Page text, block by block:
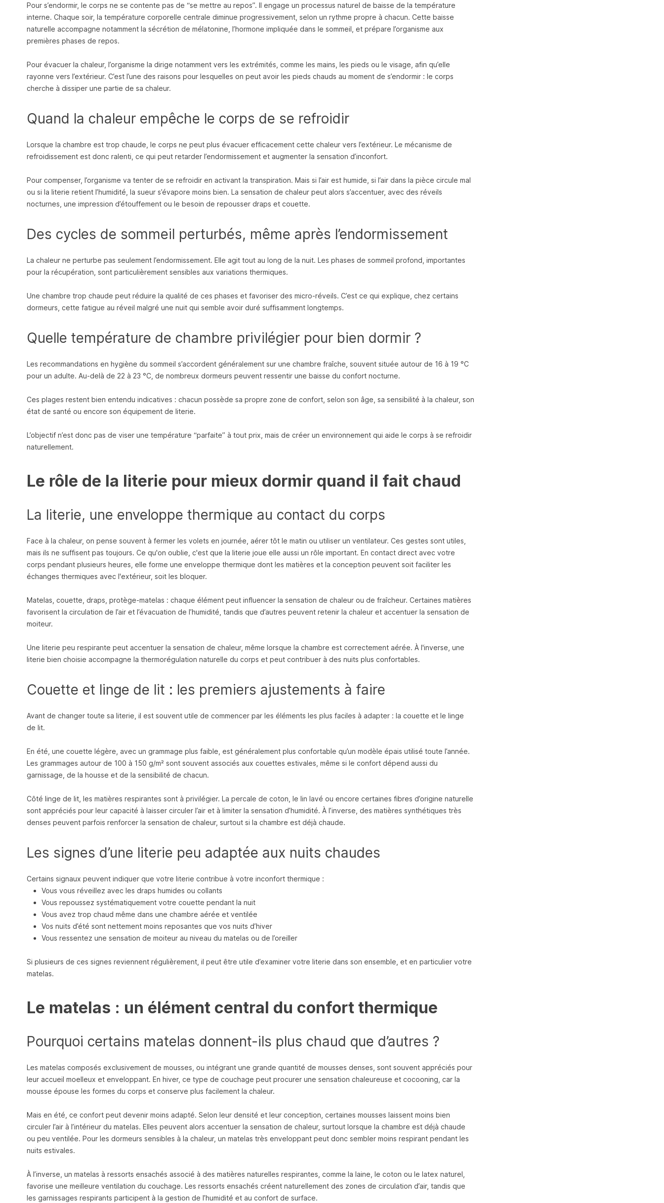
Pour s’endormir, le corps ne se contente pas de “se mettre au repos”. Il engage un processus naturel de baisse de la température
interne. Chaque soir, la température corporelle centrale diminue progressivement, selon un rythme propre à chacun. Cette baisse
naturelle accompagne notamment la sécrétion de mélatonine, l’hormone impliquée dans le sommeil, et prépare l’organisme aux
premières phases de repos.
Pour évacuer la chaleur, l’organisme la dirige notamment vers les extrémités, comme les mains, les pieds ou le visage, afin qu’elle
rayonne vers l’extérieur. C’est l’une des raisons pour lesquelles on peut avoir les pieds chauds au moment de s’endormir : le corps
cherche à dissiper une partie de sa chaleur.
Quand la chaleur empêche le corps de se refroidir
Lorsque la chambre est trop chaude, le corps ne peut plus évacuer efficacement cette chaleur vers l’extérieur. Le mécanisme de
refroidissement est donc ralenti, ce qui peut retarder l’endormissement et augmenter la sensation d’inconfort.
Pour compenser, l’organisme va tenter de se refroidir en activant la transpiration. Mais si l’air est humide, si l’air dans la pièce circule mal
ou si la literie retient l’humidité, la sueur s’évapore moins bien. La sensation de chaleur peut alors s’accentuer, avec des réveils
nocturnes, une impression d’étouffement ou le besoin de repousser draps et couette.
Des cycles de sommeil perturbés, même après l’endormissement
La chaleur ne perturbe pas seulement l’endormissement. Elle agit tout au long de la nuit. Les phases de sommeil profond, importantes
pour la récupération, sont particulièrement sensibles aux variations thermiques.
Une chambre trop chaude peut réduire la qualité de ces phases et favoriser des micro-réveils. C’est ce qui explique, chez certains
dormeurs, cette fatigue au réveil malgré une nuit qui semble avoir duré suffisamment longtemps.
Quelle température de chambre privilégier pour bien dormir ?
Les recommandations en hygiène du sommeil s’accordent généralement sur une chambre fraîche, souvent située autour de 16 à 19 °C
pour un adulte. Au-delà de 22 à 23 °C, de nombreux dormeurs peuvent ressentir une baisse du confort nocturne.
Ces plages restent bien entendu indicatives : chacun possède sa propre zone de confort, selon son âge, sa sensibilité à la chaleur, son
état de santé ou encore son équipement de literie.
L’objectif n’est donc pas de viser une température “parfaite” à tout prix, mais de créer un environnement qui aide le corps à se refroidir
naturellement.
Le rôle de la literie pour mieux dormir quand il fait chaud
La literie, une enveloppe thermique au contact du corps
Face à la chaleur, on pense souvent à fermer les volets en journée, aérer tôt le matin ou utiliser un ventilateur. Ces gestes sont utiles,
mais ils ne suffisent pas toujours. Ce qu'on oublie, c'est que la literie joue elle aussi un rôle important. En contact direct avec votre
corps pendant plusieurs heures, elle forme une enveloppe thermique dont les matières et la conception peuvent soit faciliter les
échanges thermiques avec l'extérieur, soit les bloquer.
Matelas, couette, draps, protège-matelas : chaque élément peut influencer la sensation de chaleur ou de fraîcheur. Certaines matières
favorisent la circulation de l’air et l’évacuation de l’humidité, tandis que d’autres peuvent retenir la chaleur et accentuer la sensation de
moiteur.
Une literie peu respirante peut accentuer la sensation de chaleur, même lorsque la chambre est correctement aérée. À l'inverse, une
literie bien choisie accompagne la thermorégulation naturelle du corps et peut contribuer à des nuits plus confortables.
Couette et linge de lit : les premiers ajustements à faire
Avant de changer toute sa literie, il est souvent utile de commencer par les éléments les plus faciles à adapter : la couette et le linge
de lit.
En été, une couette légère, avec un grammage plus faible, est généralement plus confortable qu’un modèle épais utilisé toute l’année.
Les grammages autour de 100 à 150 g/m² sont souvent associés aux couettes estivales, même si le confort dépend aussi du
garnissage, de la housse et de la sensibilité de chacun.
Côté linge de lit, les matières respirantes sont à privilégier. La percale de coton, le lin lavé ou encore certaines fibres d’origine naturelle
sont appréciés pour leur capacité à laisser circuler l’air et à limiter la sensation d’humidité. À l’inverse, des matières synthétiques très
denses peuvent parfois renforcer la sensation de chaleur, surtout si la chambre est déjà chaude.
Les signes d’une literie peu adaptée aux nuits chaudes
Certains signaux peuvent indiquer que votre literie contribue à votre inconfort thermique :
Vous vous réveillez avec les draps humides ou collants
Vous repoussez systématiquement votre couette pendant la nuit
Vous avez trop chaud même dans une chambre aérée et ventilée
Vos nuits d’été sont nettement moins reposantes que vos nuits d’hiver
Vous ressentez une sensation de moiteur au niveau du matelas ou de l’oreiller
Si plusieurs de ces signes reviennent régulièrement, il peut être utile d’examiner votre literie dans son ensemble, et en particulier votre
matelas.
Le matelas : un élément central du confort thermique
Pourquoi certains matelas donnent-ils plus chaud que d’autres ?
Les matelas composés exclusivement de mousses, ou intégrant une grande quantité de mousses denses, sont souvent appréciés pour
leur accueil moelleux et enveloppant. En hiver, ce type de couchage peut procurer une sensation chaleureuse et cocooning, car la
mousse épouse les formes du corps et conserve plus facilement la chaleur.
Mais en été, ce confort peut devenir moins adapté. Selon leur densité et leur conception, certaines mousses laissent moins bien
circuler l’air à l’intérieur du matelas. Elles peuvent alors accentuer la sensation de chaleur, surtout lorsque la chambre est déjà chaude
ou peu ventilée. Pour les dormeurs sensibles à la chaleur, un matelas très enveloppant peut donc sembler moins respirant pendant les
nuits estivales.
À l’inverse, un matelas à ressorts ensachés associé à des matières naturelles respirantes, comme la laine, le coton ou le latex naturel,
favorise une meilleure ventilation du couchage. Les ressorts ensachés créent naturellement des zones de circulation d’air, tandis que
les garnissages respirants participent à la gestion de l’humidité et au confort de surface.